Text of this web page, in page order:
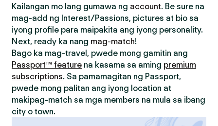
Kailangan mo lang gumawa ng account. Be sure na
mag-add ng Interest/Passions, pictures at bio sa
iyong profile para maipakita ang iyong personality.
Next, ready ka nang mag-match!
Bago ka mag-travel, pwede mong gamitin ang
Passport™ feature na kasama sa aming premium
subscriptions. Sa pamamagitan ng Passport,
pwede mong palitan ang iyong location at
makipag-match sa mga members na mula sa ibang
city o town.